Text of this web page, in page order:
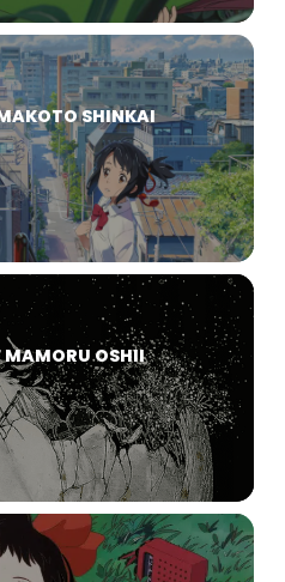
SHINKAI
MAMORU OSHII